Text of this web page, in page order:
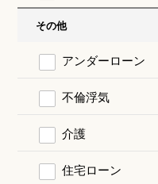
その他
アンダーローン
不倫浮気
介護
住宅ローン